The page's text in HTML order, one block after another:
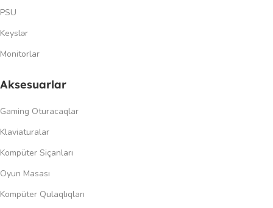
PSU
Keyslər
Monitorlar
Aksesuarlar
Gaming Oturacaqlar
Klaviaturalar
Kompüter Siçanları
Oyun Masası
Kompüter Qulaqlıqları